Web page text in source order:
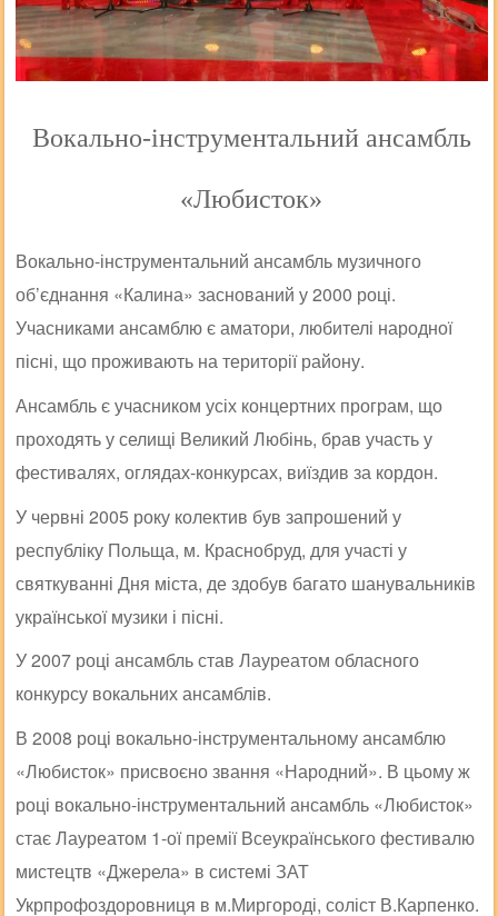
Вокально-інструментальний ансамбль
«Любисток»
Вокально-інструментальний ансамбль музичного
об’єднання «Калина» заснований у 2000 році.
Учасниками ансамблю є аматори, любителі народної
пісні, що проживають на території району.
Ансамбль є учасником усіх концертних програм, що
проходять у селищі Великий Любінь, брав участь у
фестивалях, оглядах-конкурсах, виїздив за кордон.
У червні 2005 року колектив був запрошений у
республіку Польща, м. Краснобруд, для участі у
святкуванні Дня міста, де здобув багато шанувальників
української музики і пісні.
У 2007 році ансамбль став Лауреатом обласного
конкурсу вокальних ансамблів.
В 2008 році вокально-інструментальному ансамблю
«Любисток» присвоєно звання «Народний». В цьому ж
році вокально-інструментальний ансамбль «Любисток»
стає Лауреатом 1-ої премії Всеукраїнського фестивалю
мистецтв «Джерела» в системі ЗАТ
Укрпрофоздоровниця в м.Миргороді, соліст В.Карпенко.